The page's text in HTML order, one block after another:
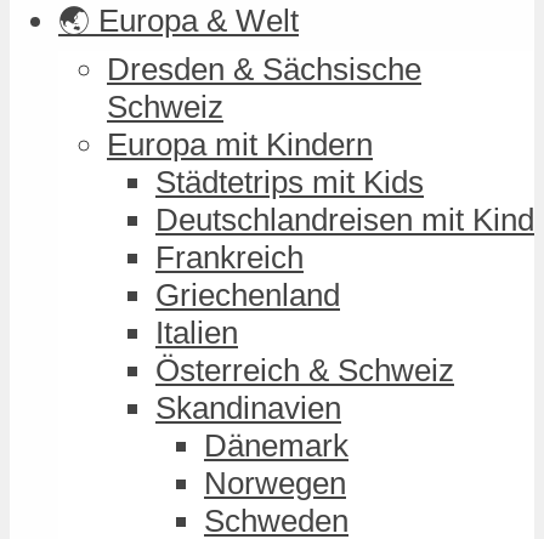
🌏 Europa & Welt
Dresden & Sächsische
Schweiz
Europa mit Kindern
Städtetrips mit Kids
Deutschlandreisen mit Kind
Frankreich
Griechenland
Italien
Österreich & Schweiz
Skandinavien
Dänemark
Norwegen
Schweden